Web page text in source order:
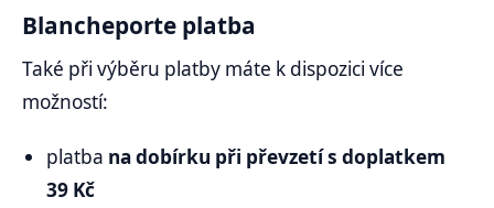
Blancheporte platba
Také při výběru platby máte k dispozici více
možností:
platba na dobírku při převzetí s doplatkem
39 Kč